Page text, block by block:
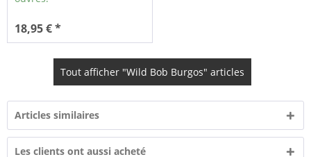
18,95 € *
Tout afficher "Wild Bob Burgos" articles
Articles similaires
Les clients ont aussi acheté